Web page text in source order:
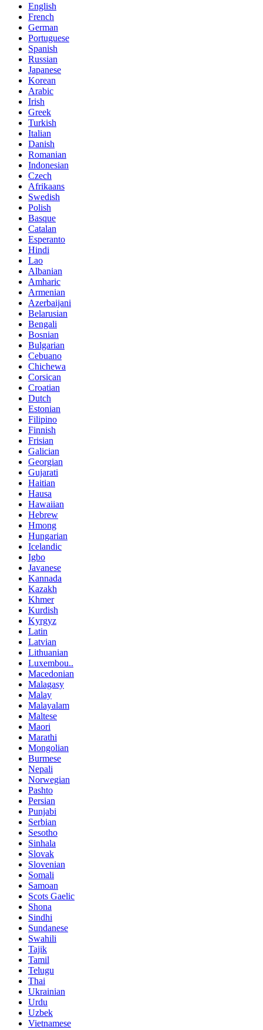
English
French
German
Portuguese
Spanish
Russian
Japanese
Korean
Arabic
Irish
Greek
Turkish
Italian
Danish
Romanian
Indonesian
Czech
Afrikaans
Swedish
Polish
Basque
Catalan
Esperanto
Hindi
Lao
Albanian
Amharic
Armenian
Azerbaijani
Belarusian
Bengali
Bosnian
Bulgarian
Cebuano
Chichewa
Corsican
Croatian
Dutch
Estonian
Filipino
Finnish
Frisian
Galician
Georgian
Gujarati
Haitian
Hausa
Hawaiian
Hebrew
Hmong
Hungarian
Icelandic
Igbo
Javanese
Kannada
Kazakh
Khmer
Kurdish
Kyrgyz
Latin
Latvian
Lithuanian
Luxembou..
Macedonian
Malagasy
Malay
Malayalam
Maltese
Maori
Marathi
Mongolian
Burmese
Nepali
Norwegian
Pashto
Persian
Punjabi
Serbian
Sesotho
Sinhala
Slovak
Slovenian
Somali
Samoan
Scots Gaelic
Shona
Sindhi
Sundanese
Swahili
Tajik
Tamil
Telugu
Thai
Ukrainian
Urdu
Uzbek
Vietnamese